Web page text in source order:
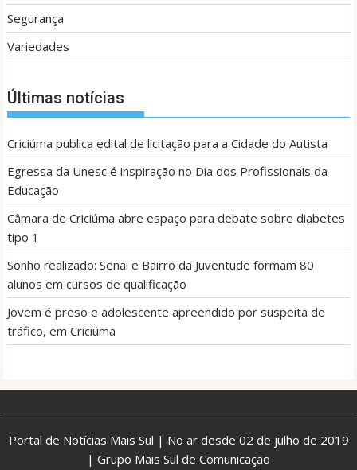
Segurança
Variedades
Últimas notícias
Criciúma publica edital de licitação para a Cidade do Autista
Egressa da Unesc é inspiração no Dia dos Profissionais da
Educação
Câmara de Criciúma abre espaço para debate sobre diabetes
tipo 1
Sonho realizado: Senai e Bairro da Juventude formam 80
alunos em cursos de qualificação
Jovem é preso e adolescente apreendido por suspeita de
tráfico, em Criciúma
Portal de Notícias Mais Sul | No ar desde 02 de julho de 2019
| Grupo Mais Sul de Comunicação